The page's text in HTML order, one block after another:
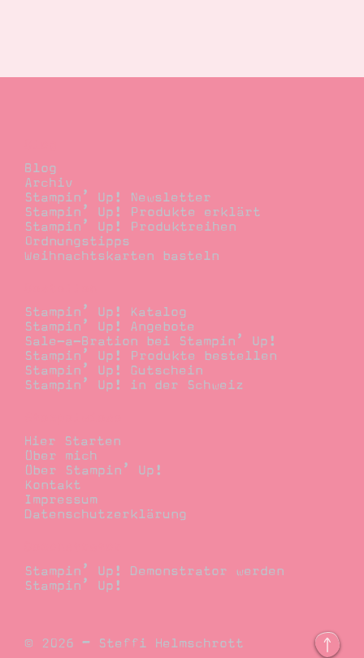
Blog
Archiv
Stampin’ Up! Newsletter
Stampin’ Up! Produkte erklärt
Stampin’ Up! Produktreihen
Ordnungstipps
Weihnachtskarten basteln
Stampin’ Up! Katalog
Stampin’ Up! Angebote
Sale-a-Bration bei Stampin’ Up!
Stampin’ Up! Produkte bestellen
Stampin’ Up! Gutschein
Stampin’ Up! in der Schweiz
Hier Starten
Über mich
Über Stampin’ Up!
Kontakt
Impressum
Datenschutzerklärung
Stampin’ Up! Demonstrator werden
Stampin’ Up!
© 2026 – Steffi Helmschrott